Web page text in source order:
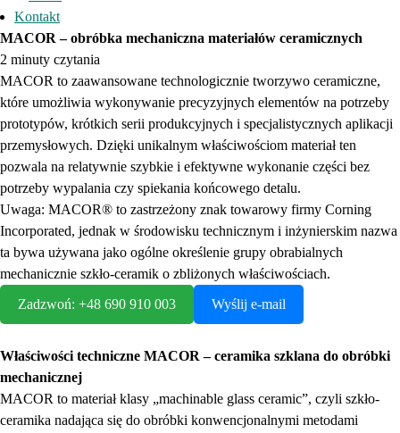
Kontakt
MACOR – obróbka mechaniczna materiałów ceramicznych
2 minuty czytania
MACOR to zaawansowane technologicznie tworzywo ceramiczne,
które umożliwia wykonywanie precyzyjnych elementów na potrzeby
prototypów, krótkich serii produkcyjnych i specjalistycznych aplikacji
przemysłowych. Dzięki unikalnym właściwościom materiał ten
pozwala na relatywnie szybkie i efektywne wykonanie części bez
potrzeby wypalania czy spiekania końcowego detalu.
Uwaga: MACOR® to zastrzeżony znak towarowy firmy Corning
Incorporated, jednak w środowisku technicznym i inżynierskim nazwa
ta bywa używana jako ogólne określenie grupy obrabialnych
mechanicznie szkło-ceramik o zbliżonych właściwościach.
Zadzwoń: +48 690 910 003
Wyślij e-mail
Właściwości techniczne MACOR – ceramika szklana do obróbki
mechanicznej
MACOR to materiał klasy „machinable glass ceramic”, czyli szkło-
ceramika nadająca się do obróbki konwencjonalnymi metodami